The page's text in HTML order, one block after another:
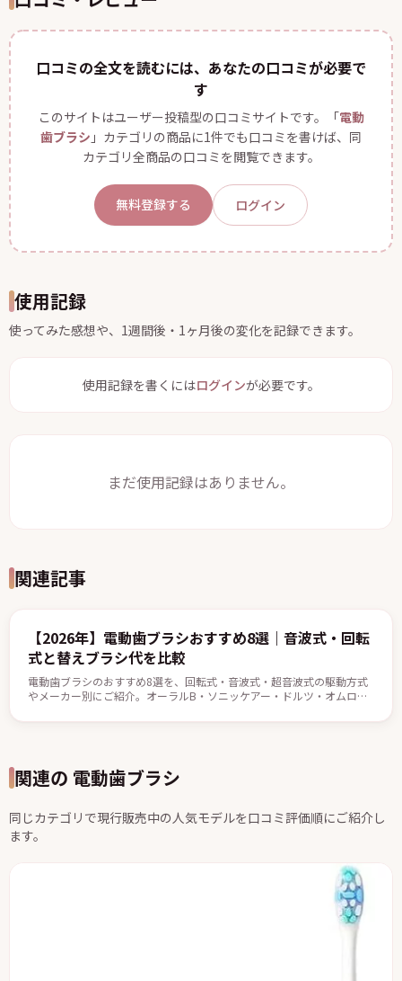
口コミの全文を読むには、あなたの口コミが必要で
す
このサイトはユーザー投稿型の口コミサイトです。「電動
歯ブラシ 」カテゴリの商品に1件でも口コミを書けば、同
カテゴリ全商品の口コミを閲覧できます。
無料登録する ログイン
使用記録
使ってみた感想や、1週間後・1ヶ月後の変化を記録できます。
使用記録を書くにはログインが必要です。
まだ使用記録はありません。
関連記事
【2026年】電動歯ブラシおすすめ8選｜音波式・回転
式と替えブラシ代を比較
電動歯ブラシのおすすめ8選を、回転式・音波式・超音波式の駆動方式
やメーカー別にご紹介。オーラルB・ソニッケアー・ドルツ・オムロン
まとめました。自分に合う一本選びの参考にどうぞ。
関連の 電動歯ブラシ
同じカテゴリで現行販売中の人気モデルを口コミ評価順にご紹介し
ます。